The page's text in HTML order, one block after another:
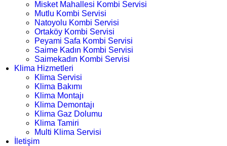
Misket Mahallesi Kombi Servisi
Mutlu Kombi Servisi
Natoyolu Kombi Servisi
Ortaköy Kombi Servisi
Peyami Safa Kombi Servisi
Saime Kadın Kombi Servisi
Saimekadın Kombi Servisi
Klima Hizmetleri
Klima Servisi
Klima Bakımı
Klima Montajı
Klima Demontajı
Klima Gaz Dolumu
Klima Tamiri
Multi Klima Servisi
İletişim